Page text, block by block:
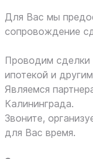
Для Вас мы
сопровождение
Проводим сделки
ипотекой и
Являемся
Калининграда.
Звоните,
для Вас время.